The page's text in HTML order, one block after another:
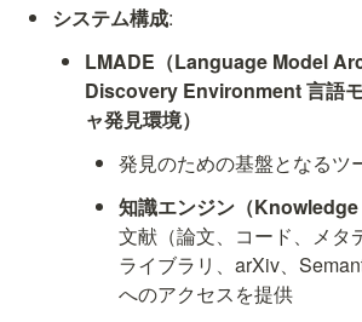
システム構成:
LMADE（Language Model
Discovery Environment 言語
ャ発見環境）
発見のための基盤となるツ
知識エンジン（Knowledge
文献（論文、コード、メタ
ライブラリ、arXiv、
へのアクセスを提供